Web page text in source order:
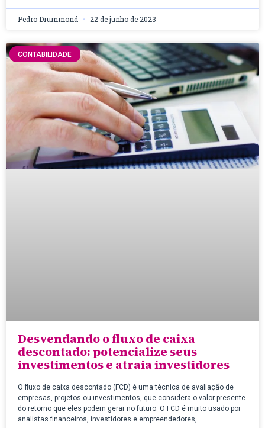
Pedro Drummond 22 de junho de 2023
CONTABILIDADE
Desvendando o fluxo de caixa
descontado: potencialize seus
investimentos e atraia investidores
O fluxo de caixa descontado (FCD) é uma técnica de avaliação de
empresas, projetos ou investimentos, que considera o valor presente
do retorno que eles podem gerar no futuro. O FCD é muito usado por
analistas financeiros, investidores e empreendedores,